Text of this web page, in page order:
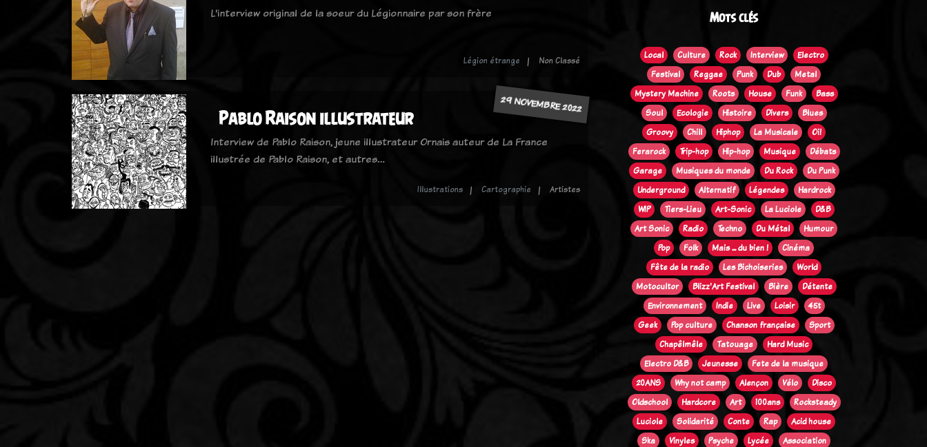
L'interview original de la soeur du Légionnaire par son frère
Légion étrange Non Classé
29 NOVEMBRE 2022
Pablo Raison illustrateur
Interview de Pablo Raison, jeune illustrateur Ornais auteur de La France
illustrée de Pablo Raison, et autres…
Illustrations Cartographie Artistes
Mots clés
Local Culture Rock Interview
Electro
Festival
Reggae Punk Dub
Metal
Mystery Machine
Roots House Funk
Bass
Soul
Ecologie Histoire Divers
Blues
Groovy
Chill Hiphop La Musicale
Oi!
Ferarock
Trip-hop Hip-hop Musique
Débats
Garage
Musiques du monde Du Rock
Du Punk
Underground
Alternatif Légendes
Hardrock
WIP
Tiers-Lieu Art-Sonic La Luciole
D&B
Art Sonic
Radio Techno Du Métal
Humour
Pop
Folk Mais ... du bien !
Cinéma
Fête de la radio
Les Bichoiseries
World
Motocultor
Blizz'Art Festival Bière
Détente
Environnement
Indie Live Loisir
45t
Geek
Pop culture Chanson française
Sport
Chapêlmêle
Tatouage
Hard Music
Electro D&B
Jeunesse
Fete de la musique
20ANS
Why not camp Alençon Vélo
Disco
Oldschool
Hardcore Art 100ans
Rocksteady
Luciole
Solidarité Conte Rap
Acid house
Ska
Vinyles Psyche Lycée
Association